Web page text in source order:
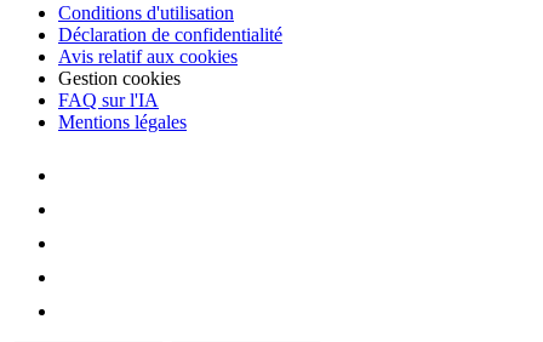
Conditions d'utilisation
Déclaration de confidentialité
Avis relatif aux cookies
Gestion cookies
FAQ sur l'IA
Mentions légales